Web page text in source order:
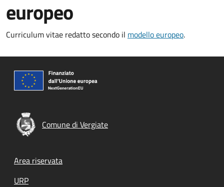
europeo
Curriculum vitae redatto secondo il modello europeo.
Comune di Vergiate
Footer menu
Area riservata
URP